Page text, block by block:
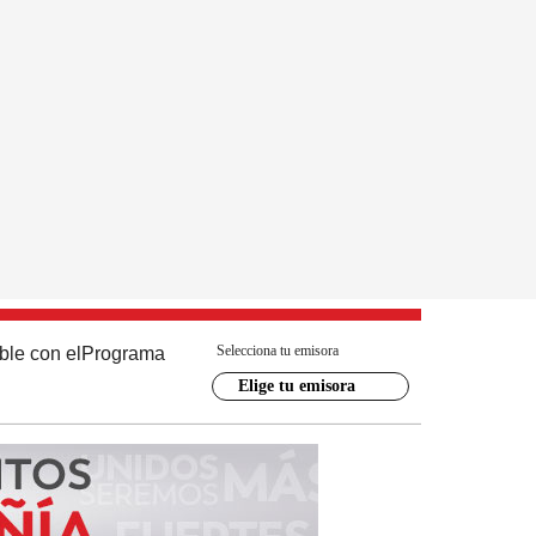
con el Programa Selecciona tu emisora
Elige tu emisora